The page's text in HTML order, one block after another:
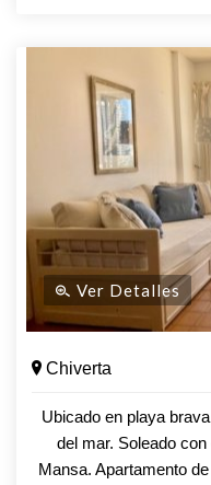
con juegos para niños,
el
Ver Detalles
Chiverta
Ubicado en playa
del mar. Soleado
Mansa. Apartamento